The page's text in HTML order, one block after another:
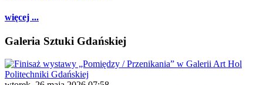
więcej ...
Galeria Sztuki Gdańskiej